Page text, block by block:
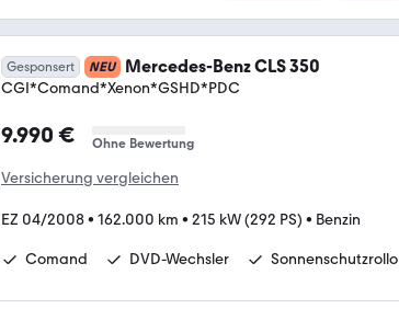
Gesponsert NEU Mercedes-Benz CLS 350
CGI*Comand*Xenon*GSHD*PDC
9.990 € Ohne Bewertung
Versicherung vergleichen
EZ 04/2008• 162.000 km • 215 kW (292 PS) • Benzin
Comand DVD-Wechsler Sonnenschutzrollo